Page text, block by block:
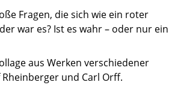
Fragen, die sich wie ein roter
war es? Ist es wahr – oder nur ein
aus Werken verschiedener
und Carl Orff.